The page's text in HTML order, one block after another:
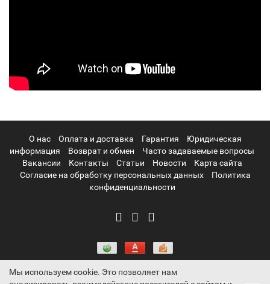
О нас Оплата и доставка Гарантия
Юридическая
информация
Возврат и обмен
Часто задаваемые вопросы
Вакансии
Контакты Статьи Новости
Карта сайта
Согласие на обработку персональных данных
Политика
конфиденциальности
Мы используем cookie. Это позволяет нам